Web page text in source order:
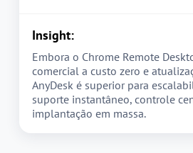
Insight:
Embora o Chrome Remote
comercial a custo zero e
AnyDesk é superior para
suporte instantâneo, controle
implantação em massa.